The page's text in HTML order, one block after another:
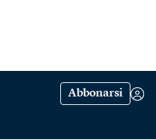
Abbonarsi